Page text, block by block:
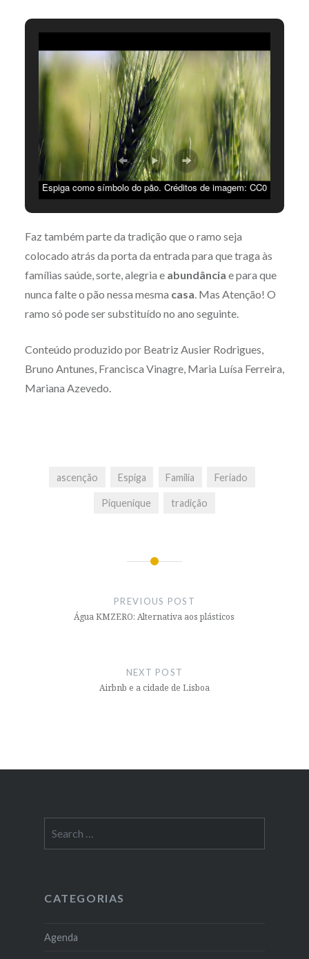
Espiga como símbolo do pão. Créditos de imagem: CC0
Faz também parte da tradição que o ramo seja
colocado atrás da porta da entrada para que traga às
famílias saúde, sorte, alegria e abundância e para que
nunca falte o pão nessa mesma casa . Mas Atenção! O
ramo só pode ser substituído no ano seguinte.
Conteúdo produzido por Beatriz Ausier Rodrigues,
Bruno Antunes, Francisca Vinagre, Maria Luísa Ferreira,
Mariana Azevedo.
ascenção Espiga Familia Feriado
Piquenique tradição
PREVIOUS POST
Água KMZERO: Alternativa aos plásticos
NEXT POST
Airbnb e a cidade de Lisboa
for:
CATEGORIAS
Agenda